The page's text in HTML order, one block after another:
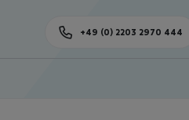
+49 (0) 2203 2970 444